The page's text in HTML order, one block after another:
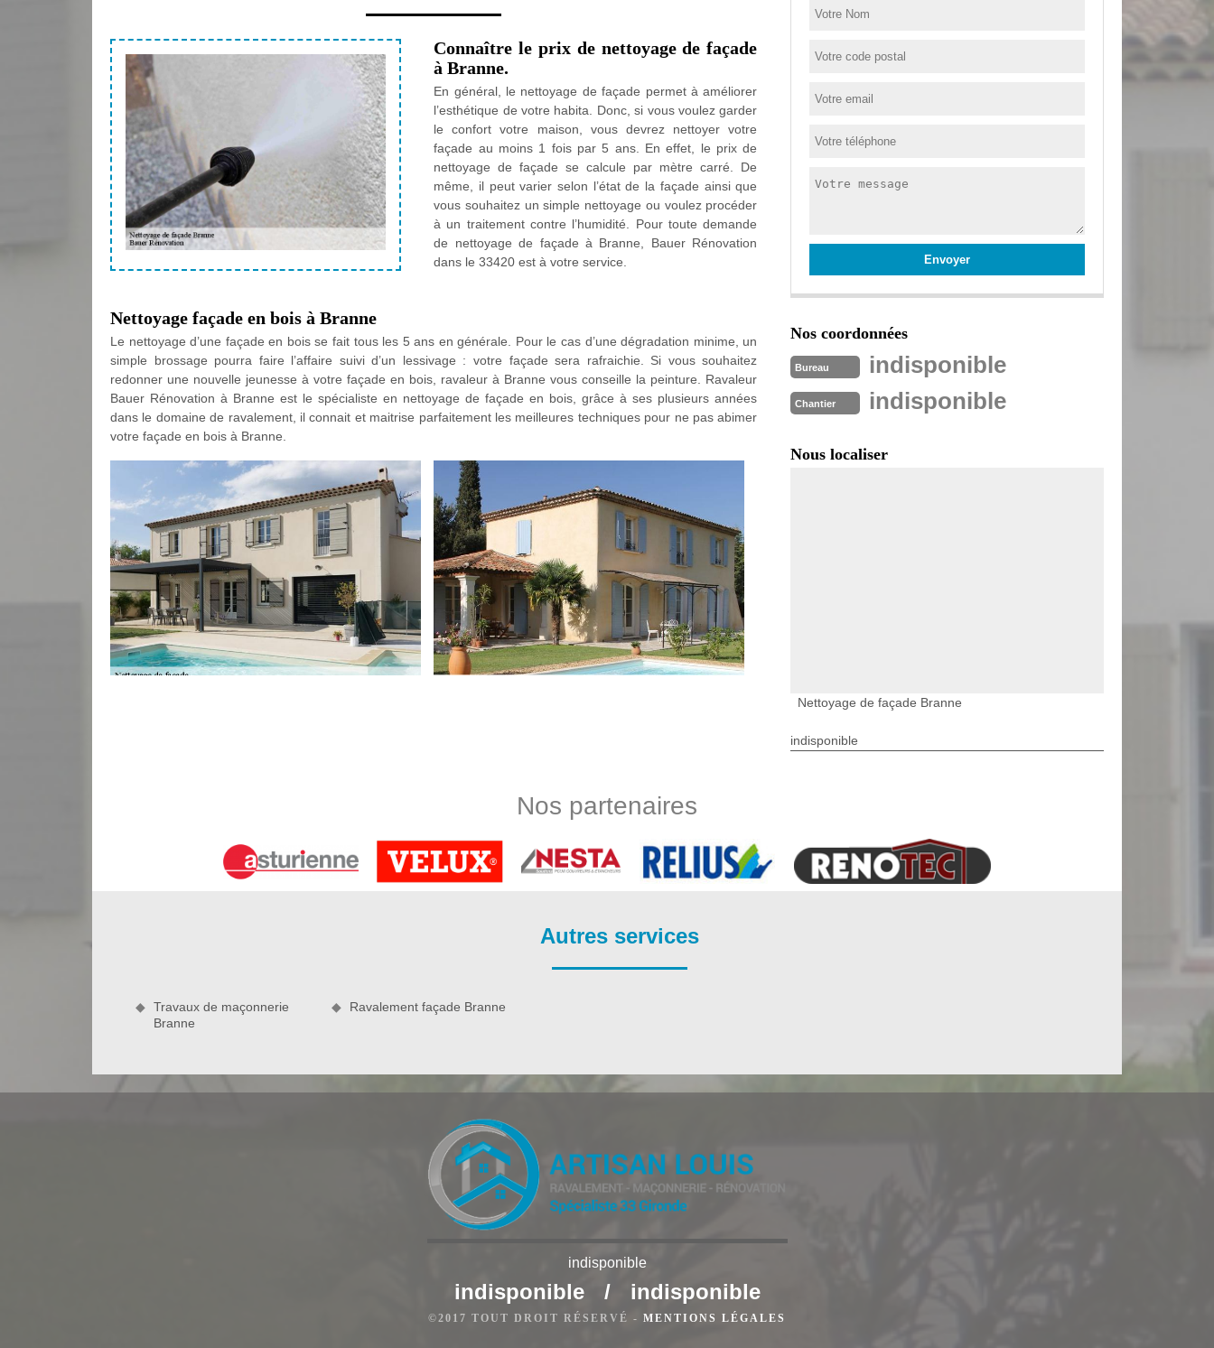
Connaître le prix de nettoyage de façade
à Branne.
En général, le nettoyage de façade permet à améliorer
l’esthétique de votre habita. Donc, si vous voulez garder
le confort votre maison, vous devrez nettoyer votre
façade au moins 1 fois par 5 ans. En effet, le prix de
nettoyage de façade se calcule par mètre carré. De
même, il peut varier selon l’état de la façade ainsi que
vous souhaitez un simple nettoyage ou voulez procéder
à un traitement contre l’humidité. Pour toute demande
de nettoyage de façade à Branne, Bauer Rénovation
dans le 33420 est à votre service.
Nettoyage façade en bois à Branne
Le nettoyage d’une façade en bois se fait tous les 5 ans en générale. Pour le cas d’une dégradation minime, un
simple brossage pourra faire l’affaire suivi d’un lessivage : votre façade sera rafraichie. Si vous souhaitez
redonner une nouvelle jeunesse à votre façade en bois, ravaleur à Branne vous conseille la peinture. Ravaleur
Bauer Rénovation à Branne est le spécialiste en nettoyage de façade en bois, grâce à ses plusieurs années
dans le domaine de ravalement, il connait et maitrise parfaitement les meilleures techniques pour ne pas abimer
votre façade en bois à Branne.
gagnerez en confort et en esthétique. Ravaleur à Branne propose à ses clients dans tout le 33420 à part le
réparation de votre mur extérieur.
Nettoyage façade impeccable à Branne
nettoyage façade Bauer Rénovation sise à Branne. Ravaleur à Branne peut intervenir rapidement et
Outre l’aspect visuel, le nettoyage de votre façade est également indispensable pour assurer l’étanchéité de vos
Nos coordonnées
Bureau indisponible
Chantier indisponible
Nous localiser
Nettoyage de façade Branne
indisponible
Nos partenaires
Autres services
Travaux de maçonnerie
Branne
Ravalement façade Branne
indisponible
indisponible / indisponible
©2017 TOUT DROIT RÉSERVÉ - MENTIONS LÉGALES